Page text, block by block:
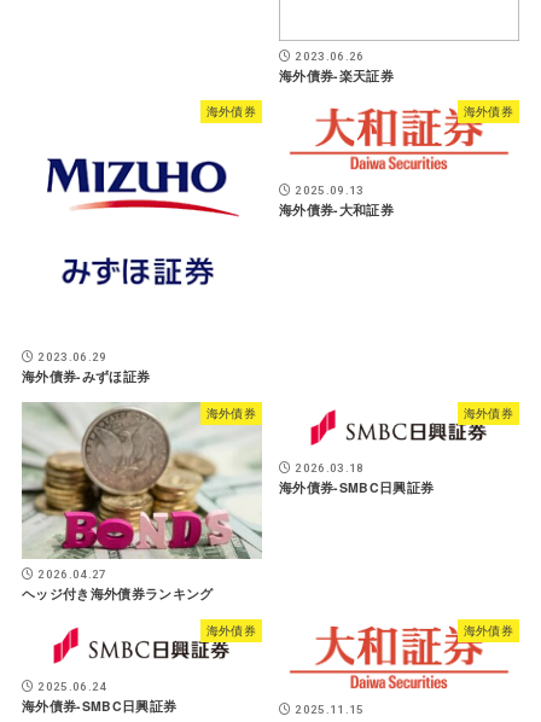
2023.06.26
海外債券-楽天証券
海外債券
2023.06.29
海外債券-みずほ証券
海外債券
2025.09.13
海外債券-大和証券
海外債券
2026.04.27
ヘッジ付き海外債券ランキング
海外債券
2026.03.18
海外債券-SMBC日興証券
海外債券
2025.06.24
海外債券-SMBC日興証券
海外債券
2025.11.15